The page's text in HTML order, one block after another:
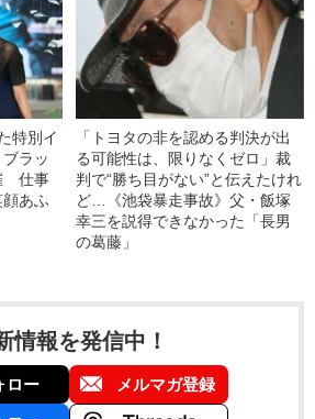
特別イ
ラッ
仕事
あふ
「トヨタの非を認める判決が出
る可能性は、限りなくゼロ」裁
判で“勝ち目がない”と伝えたけれ
ど…《池袋暴走事故》父・飯塚
幸三を説得できなかった「長男
の葛藤」
情報を発信中！
ロー メルマガ登録